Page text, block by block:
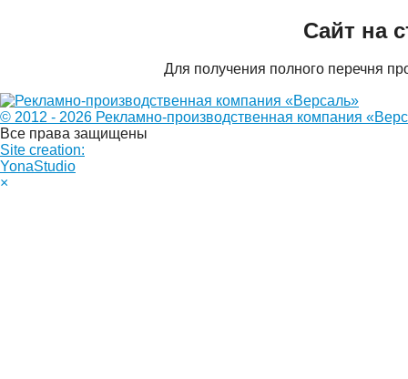
Сайт на
Для получения полного перечня
© 2012 - 2026 Рекламно-производственная компания
Все права защищены
Site creation:
YonaStudio
×